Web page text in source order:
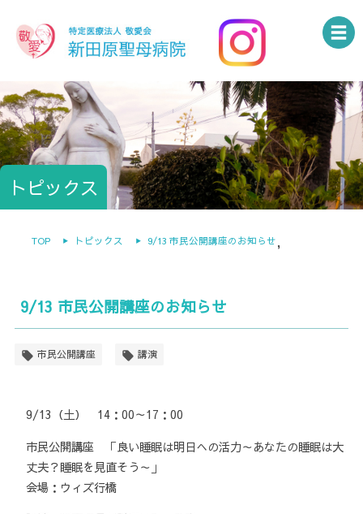
トピックス
TOP トピックス ,
9/13 市民公開講座のお知らせ
9/13 市民公開講座のお知らせ
市民公開講座 講演
9/13（土） 14：00～17：00
市民公開講座 「良い睡眠は明日への活力～あなたの睡眠は大
丈夫？睡眠を見直そう～」
会場：ウィズ行橋